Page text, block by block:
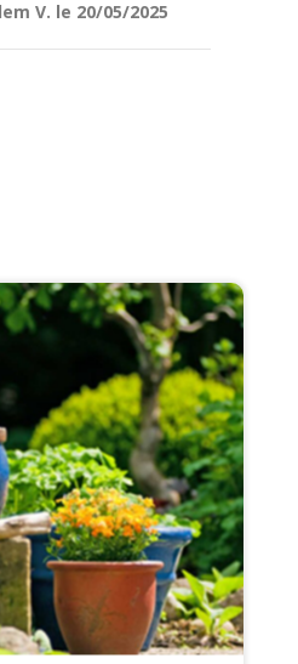
V. le 20/05/2025